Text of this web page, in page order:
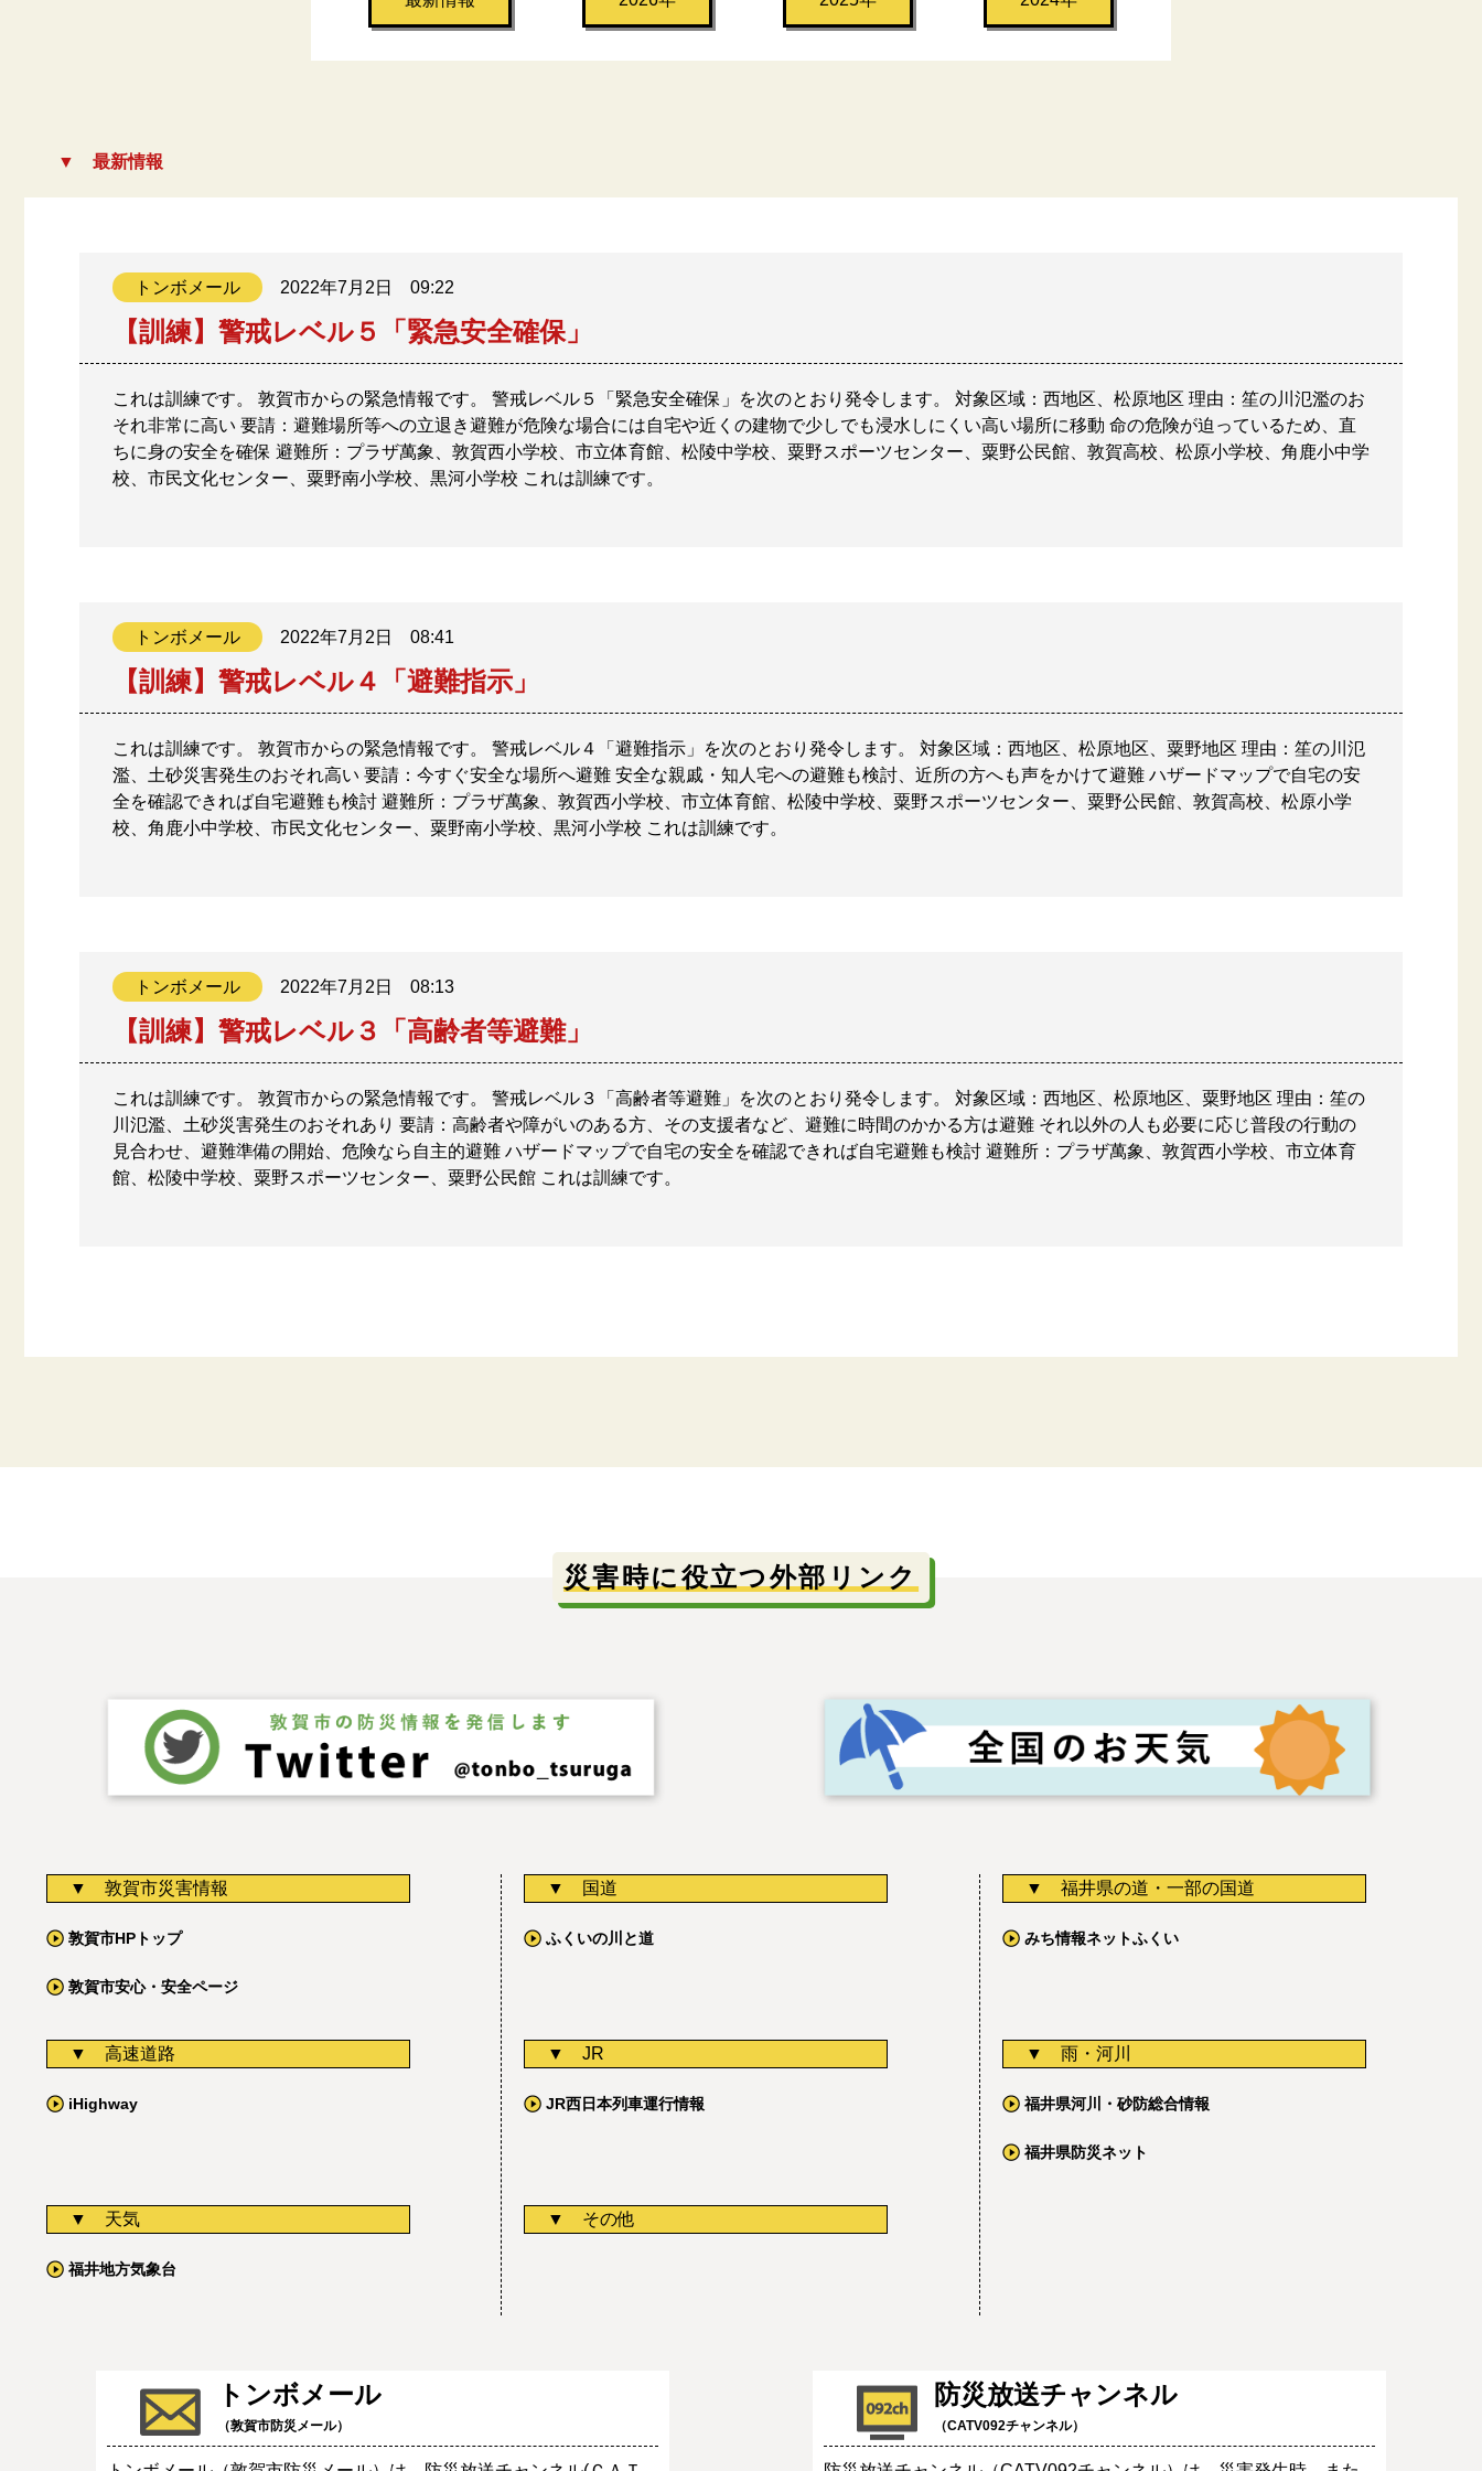
最新情報
トンボメール 2022年7月2日 09:22
【訓練】警戒レベル５「緊急安全確保」
これは訓練です。 敦賀市からの緊急情報です。 警戒レベル５「緊急安全確保」を次のとおり発令します。 対象区域：西地区、松原地区 理由：笙の川氾濫のお
それ非常に高い 要請：避難場所等への立退き避難が危険な場合には自宅や近くの建物で少しでも浸水しにくい高い場所に移動 命の危険が迫っているため、直
ちに身の安全を確保 避難所：プラザ萬象、敦賀西小学校、市立体育館、松陵中学校、粟野スポーツセンター、粟野公民館、敦賀高校、松原小学校、角鹿小中学
校、市民文化センター、粟野南小学校、黒河小学校 これは訓練です。
トンボメール 2022年7月2日 08:41
【訓練】警戒レベル４「避難指示」
これは訓練です。 敦賀市からの緊急情報です。 警戒レベル４「避難指示」を次のとおり発令します。 対象区域：西地区、松原地区、粟野地区 理由：笙の川氾
濫、土砂災害発生のおそれ高い 要請：今すぐ安全な場所へ避難 安全な親戚・知人宅への避難も検討、近所の方へも声をかけて避難 ハザードマップで自宅の安
全を確認できれば自宅避難も検討 避難所：プラザ萬象、敦賀西小学校、市立体育館、松陵中学校、粟野スポーツセンター、粟野公民館、敦賀高校、松原小学
校、角鹿小中学校、市民文化センター、粟野南小学校、黒河小学校 これは訓練です。
トンボメール 2022年7月2日 08:13
【訓練】警戒レベル３「高齢者等避難」
これは訓練です。 敦賀市からの緊急情報です。 警戒レベル３「高齢者等避難」を次のとおり発令します。 対象区域：西地区、松原地区、粟野地区 理由：笙の
川氾濫、土砂災害発生のおそれあり 要請：高齢者や障がいのある方、その支援者など、避難に時間のかかる方は避難 それ以外の人も必要に応じ普段の行動の
見合わせ、避難準備の開始、危険なら自主的避難 ハザードマップで自宅の安全を確認できれば自宅避難も検討 避難所：プラザ萬象、敦賀西小学校、市立体育
館、松陵中学校、粟野スポーツセンター、粟野公民館 これは訓練です。
災害時に役立つ外部リンク
敦賀市災害情報
敦賀市HPトップ
敦賀市安心・安全ページ
高速道路
iHighway
天気
福井地方気象台
国道
ふくいの川と道
JR
JR西日本列車運行情報
その他
福井県の道・一部の国道
みち情報ネットふくい
雨・河川
福井県河川・砂防総合情報
福井県防災ネット
トンボメール
（敦賀市防災メール）
防災放送チャンネル
（CATV092チャンネル）